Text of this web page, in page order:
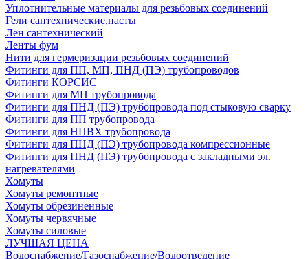
Уплотнительные материалы для резьбовых соединений
Гели сантехнические,пасты
Лен сантехнический
Ленты фум
Нити для гермеризации резьбовых соединений
Фитинги для ПП, МП, ПНД (ПЭ) трубопроводов
Фитинги КОРСИС
Фитинги для МП трубопровода
Фитинги для ПНД (ПЭ) трубопровода под стыковую сварку
Фитинги для ПП трубопровода
Фитинги для НПВХ трубопровода
Фитинги для ПНД (ПЭ) трубопровода компрессионные
Фитинги для ПНД (ПЭ) трубопровода с закладными эл.
нагревателями
Хомуты
Хомуты ремонтные
Хомуты обрезиненные
Хомуты червячные
Хомуты силовые
ЛУЧШАЯ ЦЕНА
Водоснабжение/Газоснабжение/Водоотведение